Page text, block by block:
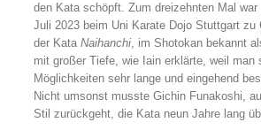
den Kata schöpft. Zum dreizehnten Mal
Juli 2023 beim Uni Karate Dojo Stuttgart
der Kata Naihanchi, im Shotokan bekannt
mit großer Tiefe, wie Iain erklärte, weil man
Möglichkeiten sehr lange und eingehend
Nicht umsonst musste Gichin Funakoshi,
Stil zurückgeht, die Kata neun Jahre lang